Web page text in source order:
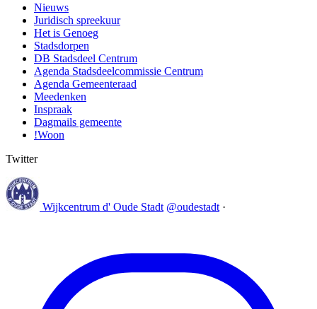
Nieuws
Juridisch spreekuur
Het is Genoeg
Stadsdorpen
DB Stadsdeel Centrum
Agenda Stadsdeelcommissie Centrum
Agenda Gemeenteraad
Meedenken
Inspraak
Dagmails gemeente
!Woon
Twitter
Wijkcentrum d' Oude Stadt @oudestadt ·